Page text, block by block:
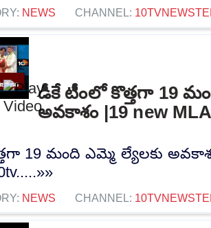
NEWS CHANNEL:
డీకే టీంలో కొత్తగా 19
అవకాశం |19 new
19 మంది ఎమ్మె ల్యేలకు
NEWS CHANNEL: